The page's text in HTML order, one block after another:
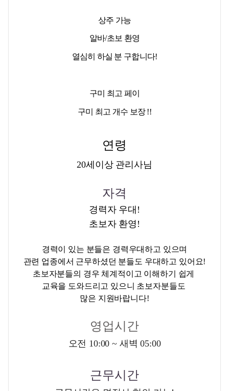
상주 가능
알바/초보 환영
열심히 하실 분 구합니다!
구미 최고 페이
구미 최고 개수 보장 !!
연령
20세이상 관리사님
자격
경력자 우대!
초보자 환영!
경력이 있는 분들은 경력우대하고 있으며
관련 업종에서 근무하셨던 분들도 우대하고 있어요!
초보자분들의 경우 체계적이고 이해하기 쉽게
교육을 도와드리고 있으니 초보자분들도
많은 지원바랍니다!
영업시간
오전 10:00 ~ 새벽 05:00
근무시간